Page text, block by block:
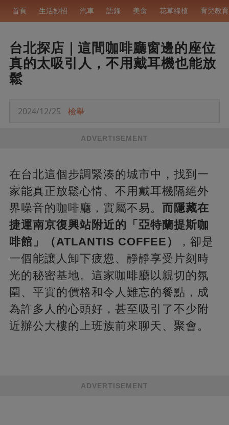
首頁 生活妙招 汽車 語錄 美食 花草綠植 育兒教育
台北探店｜這間咖啡廳窗邊的座位
真的太吸引人，不用戴耳機也能放
鬆
2024/12/25 檢舉
ADVERTISEMENT
在台北這個步調緊湊的城市中，找到一
家能真正放鬆心情、不用戴耳機隔絕外
界噪音的咖啡廳，實屬不易。 而隱藏在
捷運南京復興站附近的「亞特蘭提斯咖
啡館」（ATLANTIS COFFEE）
，卻是
一個能讓人卸下疲憊、靜靜享受片刻時
光的秘密基地。這家咖啡廳以親切的氛
圍、平實的價格和令人難忘的餐點，成
為許多人的心頭好，甚至吸引了不少附
近辦公大樓的上班族前來聊天、聚會。
ADVERTISEMENT